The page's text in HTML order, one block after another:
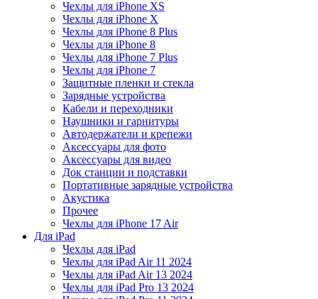
Чехлы для iPhone XS
Чехлы для iPhone X
Чехлы для iPhone 8 Plus
Чехлы для iPhone 8
Чехлы для iPhone 7 Plus
Чехлы для iPhone 7
Защитные пленки и стекла
Зарядные устройства
Кабели и переходники
Наушники и гарнитуры
Автодержатели и крепежи
Аксессуары для фото
Аксессуары для видео
Док станции и подставки
Портативные зарядные устройства
Акустика
Прочее
Чехлы для iPhone 17 Air
Для iPad
Чехлы для iPad
Чехлы для iPad Air 11 2024
Чехлы для iPad Air 13 2024
Чехлы для iPad Pro 13 2024